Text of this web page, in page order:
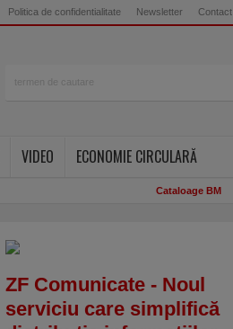
Politica de confidentialitate Newsletter Contact
VIDEO
ECONOMIE CIRCULARĂ
Cataloage BM
ZF Comunicate - Noul
serviciu care simplifică